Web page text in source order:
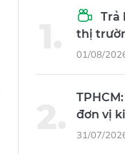
Trả
thị
01/08/
đơn vị
31/07/